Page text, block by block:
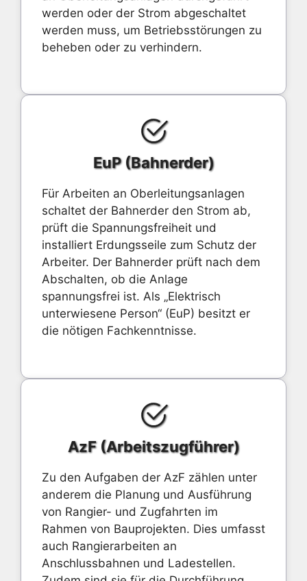
werden oder der Strom abgeschaltet
werden muss, um Betriebsstörungen zu
beheben oder zu verhindern.
EuP (Bahnerder)
Für Arbeiten an Oberleitungsanlagen
schaltet der Bahnerder den Strom ab,
prüft die Spannungsfreiheit und
installiert Erdungsseile zum Schutz der
Arbeiter. Der Bahnerder prüft nach dem
Abschalten, ob die Anlage
spannungsfrei ist. Als „Elektrisch
unterwiesene Person“ (EuP) besitzt er
die nötigen Fachkenntnisse.
AzF (Arbeitszugführer)
Zu den Aufgaben der AzF zählen unter
anderem die Planung und Ausführung
von Rangier- und Zugfahrten im
Rahmen von Bauprojekten. Dies umfasst
auch Rangierarbeiten an
Anschlussbahnen und Ladestellen.